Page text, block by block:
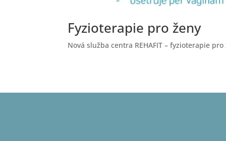
Fyzioterapie pro ženy
Nová služba centra REHAFIT – fyzioterapie pro